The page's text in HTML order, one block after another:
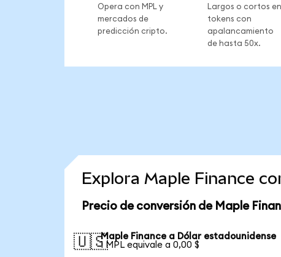
Opera con MPL y
mercados de
predicción cripto.
Largos o cortos en
tokens con
apalancamiento
de hasta 50x.
Explora Maple Finance
Precio de conversión de Maple
🇺🇸Maple Finance a Dólar estadounidense
1 MPL equivale a 0,00 $